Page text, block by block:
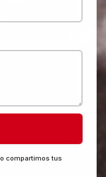
compartimos tus